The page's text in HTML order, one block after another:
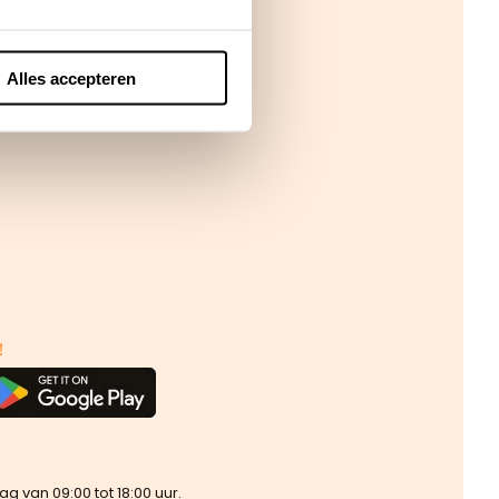
Alles accepteren
van 09:00 tot 18:00 uur.